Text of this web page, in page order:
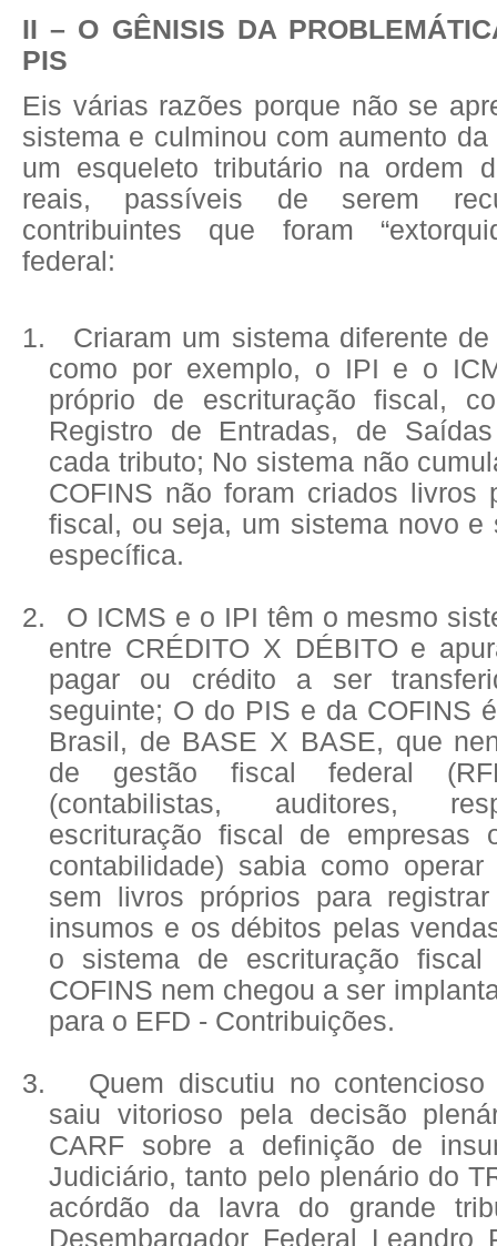
II – O GÊNISIS DA
PIS
Eis várias razões porque não se
sistema e culminou com aumento
um esqueleto tributário na ordem
reais, passíveis de serem
contribuintes que foram
federal:
1.
Criaram um sistema diferente
como por exemplo, o IPI e o
próprio de escrituração fiscal,
Registro de Entradas, de
cada tributo; No sistema não
COFINS não foram criados livros
fiscal, ou seja, um sistema novo e
específica.
2.
O ICMS e o IPI têm o mesmo
entre CRÉDITO X DÉBITO e
pagar ou crédito a ser
seguinte; O do PIS e da COFINS
Brasil, de BASE X BASE, que
de gestão fiscal federal
(contabilistas, auditores,
escrituração fiscal de empresas
contabilidade) sabia como
sem livros próprios para
insumos e os débitos pelas
o sistema de escrituração fiscal
COFINS nem chegou a ser
para o EFD - Contribuições.
3.
Quem discutiu no
saiu vitorioso pela decisão
CARF sobre a definição de
Judiciário, tanto pelo plenário do
acórdão da lavra do grande
Desembargador Federal Leandro